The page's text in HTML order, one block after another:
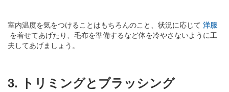
室内温度を気をつけることはもちろんのこと、状況に応じて 洋服
を着せてあげたり、毛布を準備するなど体を冷やさないように工
夫してあげましょう。
3. トリミングとブラッシング